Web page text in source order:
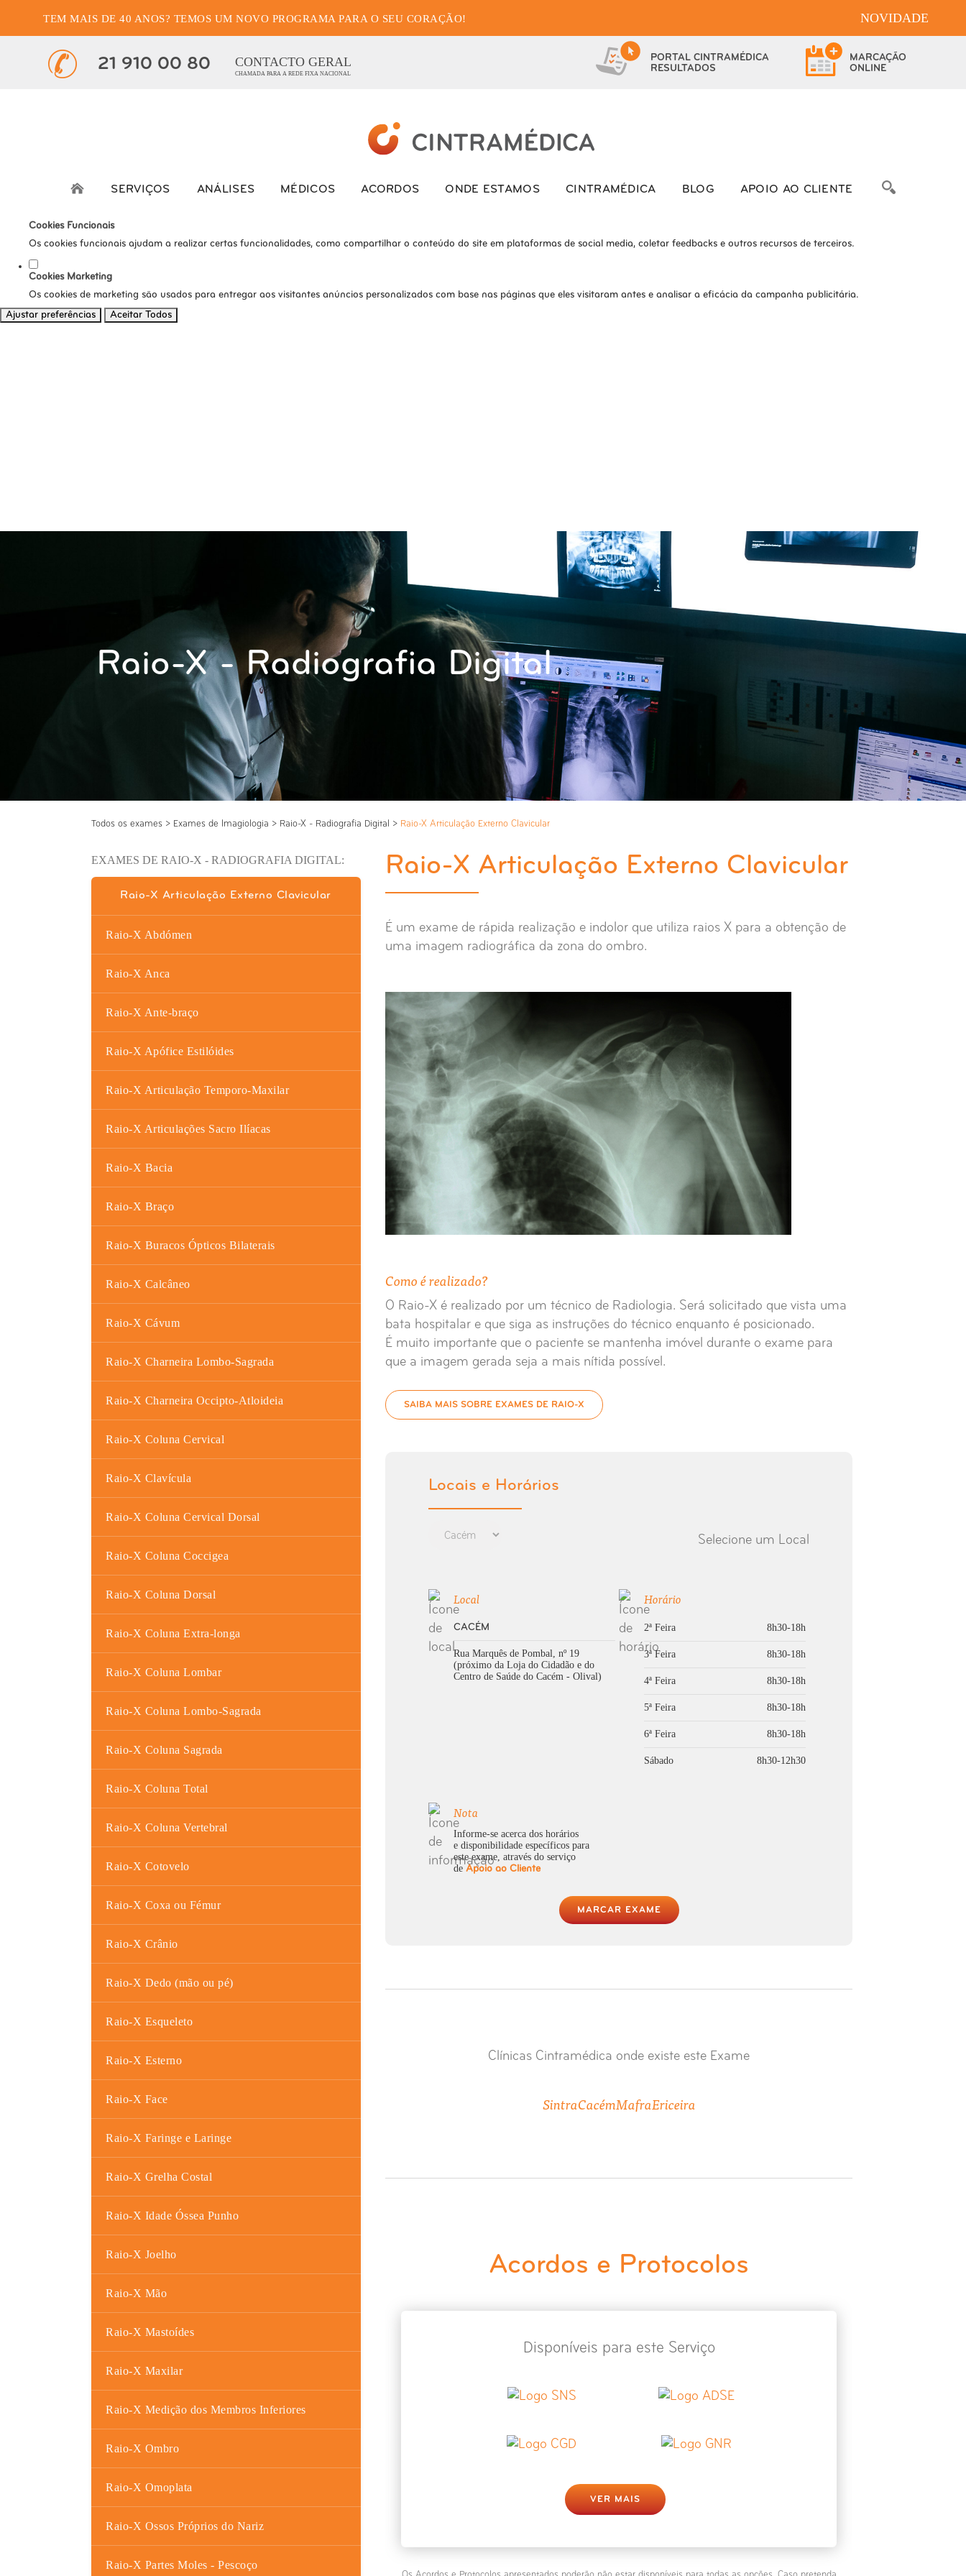
Defina as suas preferências de cookies para este website.
Este website utiliza cookies estritamente necessários, analíticos e funcionais, para lhe oferecer uma boa experiência de navegação e acesso a todas as funcionalidades.
Consulte a nossa
Os cookies necessários são cruciais para as funções básicas do site e o site não funcionará da maneira pretendida sem eles
Os cookies analíticos são usados para entender como os visitantes interagem com o site. Esses cookies ajudam a fornecer informações sobre as métricas do número de visitantes, taxa de rejeição, origem do
tráfego, etc.
Cookies Funcionais
Os cookies funcionais ajudam a realizar certas funcionalidades, como compartilhar o conteúdo do site em plataformas de social media, coletar feedbacks e outros recursos de terceiros.
Cookies Marketing
Os cookies de marketing são usados para entregar aos visitantes anúncios personalizados com base nas páginas que eles visitaram antes e analisar a eficácia da campanha publicitária.
Ajustar preferências
Aceitar Todos
TEM MAIS DE 40 ANOS? TEMOS UM NOVO PROGRAMA PARA O SEU CORAÇÃO! NOVIDADE
21 910 00 80 CONTACTO GERAL
CHAMADA PARA A REDE FIXA NACIONAL
PORTAL CINTRAMÉDICA
RESULTADOS
MARCAÇÃO
ONLINE
SERVIÇOS ANÁLISES MÉDICOS ACORDOS ONDE ESTAMOS CINTRAMÉDICA BLOG APOIO AO CLIENTE
Raio-X - Radiografia Digital
Todos os exames > Exames de Imagiologia > Raio-X - Radiografia Digital > Raio-X Articulação Externo Clavicular
EXAMES DE RAIO-X - RADIOGRAFIA DIGITAL:
Raio-X Articulação Externo Clavicular
Raio-X Abdómen
Raio-X Anca
Raio-X Ante-braço
Raio-X Apófice Estilóides
Raio-X Articulação Temporo-Maxilar
Raio-X Articulações Sacro Ilíacas
Raio-X Bacia
Raio-X Braço
Raio-X Buracos Ópticos Bilaterais
Raio-X Calcâneo
Raio-X Cávum
Raio-X Charneira Lombo-Sagrada
Raio-X Charneira Occipto-Atloideia
Raio-X Coluna Cervical
Raio-X Clavícula
Raio-X Coluna Cervical Dorsal
Raio-X Coluna Coccigea
Raio-X Coluna Dorsal
Raio-X Coluna Extra-longa
Raio-X Coluna Lombar
Raio-X Coluna Lombo-Sagrada
Raio-X Coluna Sagrada
Raio-X Coluna Total
Raio-X Coluna Vertebral
Raio-X Cotovelo
Raio-X Coxa ou Fémur
Raio-X Crânio
Raio-X Dedo (mão ou pé)
Raio-X Esqueleto
Raio-X Esterno
Raio-X Face
Raio-X Faringe e Laringe
Raio-X Grelha Costal
Raio-X Idade Óssea Punho
Raio-X Joelho
Raio-X Mão
Raio-X Mastoídes
Raio-X Maxilar
Raio-X Medição dos Membros Inferiores
Raio-X Ombro
Raio-X Omoplata
Raio-X Ossos Próprios do Nariz
Raio-X Partes Moles - Pescoço
Raio-X Articulação Externo Clavicular
É um exame de rápida realização e indolor que utiliza raios X para a obtenção de
uma imagem radiográfica da zona do ombro.
Como é realizado?
O Raio-X é realizado por um técnico de Radiologia. Será solicitado que vista uma
bata hospitalar e que siga as instruções do técnico enquanto é posicionado.
É muito importante que o paciente se mantenha imóvel durante o exame para
que a imagem gerada seja a mais nítida possível.
SAIBA MAIS SOBRE EXAMES DE RAIO-X
Locais e Horários
Selecione um Local
Local
CACÉM
Rua Marquês de Pombal, nº 19
(próximo da Loja do Cidadão e do
Centro de Saúde do Cacém - Olival)
Horário
2ª Feira 8h30-18h
3ª Feira 8h30-18h
4ª Feira 8h30-18h
5ª Feira 8h30-18h
6ª Feira 8h30-18h
Sábado 8h30-12h30
Nota
Informe-se acerca dos horários
e disponibilidade específicos para
este exame, através do serviço
de Apoio ao Cliente
MARCAR EXAME
Clínicas Cintramédica onde existe este Exame
SintraCacémMafraEriceira
Acordos e Protocolos
Disponíveis para este Serviço
VER MAIS